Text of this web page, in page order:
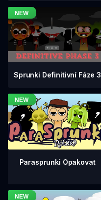
Sprunki Definitivní Fáze 3
Parasprunki Opakovat